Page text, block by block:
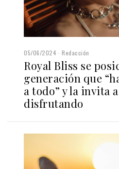
05/06/2024 Redacción
Royal Bliss se
generación que
a todo” y la invita
disfrutando